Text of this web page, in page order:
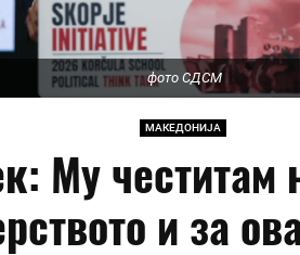
фото СДСМ
МАКЕДОНИЈА
Му честитам
и за